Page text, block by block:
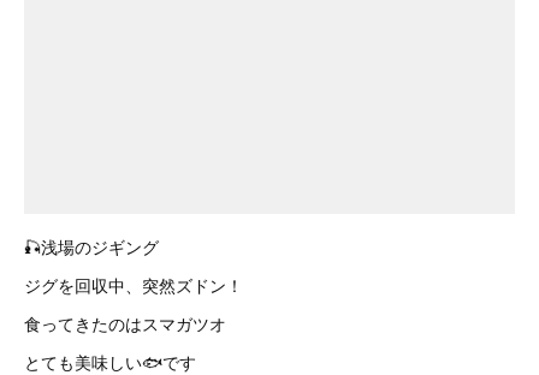
🎣浅場のジギング
ジグを回収中、突然ズドン！
食ってきたのはスマガツオ
とても美味しい🐟です